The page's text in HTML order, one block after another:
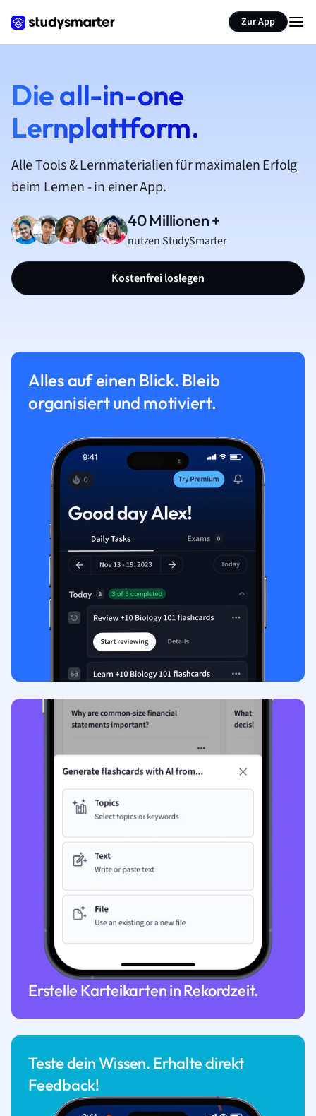
Zur App
Die all-in-one
Lernplattform.
Alle Tools & Lernmaterialien für maximalen Erfolg
beim Lernen - in einer App.
40 Millionen +
nutzen StudySmarter
Kostenfrei loslegen
Alles auf einen Blick. Bleib
organisiert und motiviert.
Erstelle Karteikarten in Rekordzeit.
Teste dein Wissen. Erhalte direkt
Feedback!